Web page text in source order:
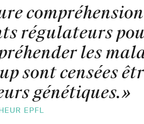
régulateurs
les
sont censées
génétiques.»
EPFL